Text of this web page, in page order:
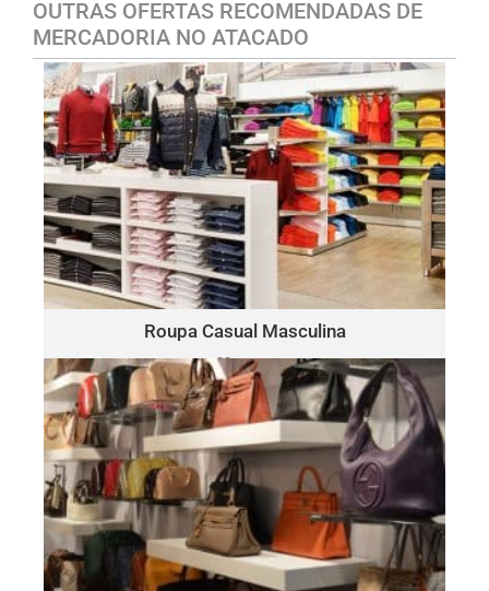
OUTRAS OFERTAS RECOMENDADAS DE
MERCADORIA NO ATACADO
Roupa Casual Masculina
30 peças
somente $15.00 por peça
ROUPA CASUAL MASCULINA
Este lote pode incluir uma variedade de marcas, como:
Polo
Ralph Lauren, Tommy Hilfiger, Lacoste, Michael Kors, Vince
Camuto, Tommy Bahama, Calvin Klein, Nautica e mais.
Clique Aqui
BOLSAS & ACESSÓRIOS
Este lote pode incluir uma variedade de marcas, como:
Michael Kors, Coach, Ralph Lauren, Vince Camuto, Tommy
Hilfiger, Calvin Klein, DKNY, Marc Jacobs, Kate Spade, Tory
Burch, Guess e mais.